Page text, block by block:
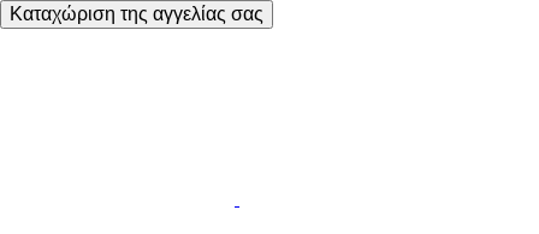
Καταχώριση της αγγελίας σας